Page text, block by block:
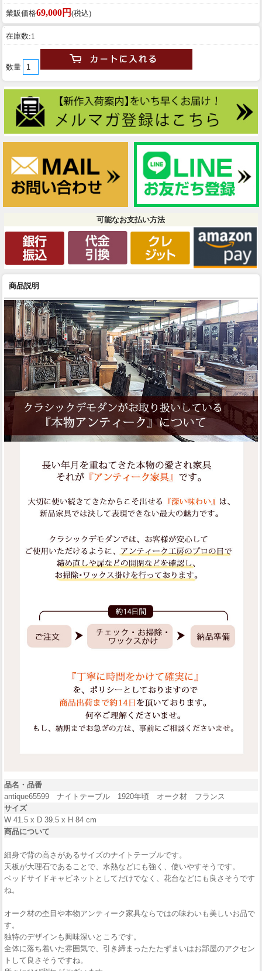
業販価格69,000円 (税込)
在庫数:1
数量
可能なお支払い方法
商品説明
品名・品番
antique65599 ナイトテーブル 1920年頃 オーク材 フランス
サイズ
W 41.5 x D 39.5 x H 84 cm
商品について
細身で背の高さがあるサイズのナイトテーブルです。
天板が大理石であることで、水熱などにも強く、使いやすそうです。
ベッドサイドキャビネットとしてだけでなく、花台などにも良さそうです
ね。
オーク材の杢目や本物アンティーク家具ならではの味わいも美しいお品で
す。
独特のデザインも興味深いところです。
全体に落ち着いた雰囲気で、引き締まったたたずまいはお部屋のアクセン
トして良さそうですね。